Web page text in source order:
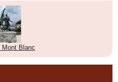
Mont Blanc